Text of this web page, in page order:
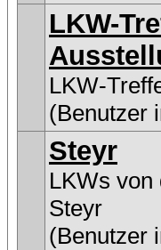
LKW-
LKW-
(Benutzer
Steyr
LKWs
Steyr
(Benutzer